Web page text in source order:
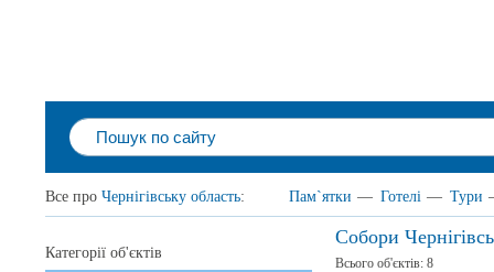
Все про Чернігівську область: Пам`ятки — Готелі — Тури
Собори
Всього об'єктів: 8
Категорії об'єктів